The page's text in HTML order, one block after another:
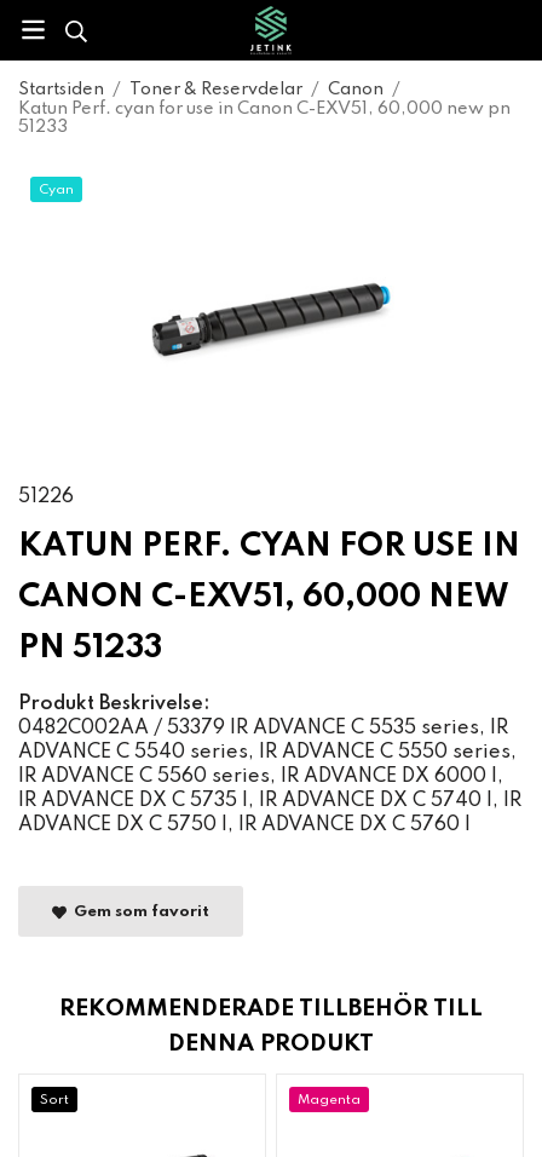
Startsiden / Toner & Reservdelar / Canon
/
Katun Perf. cyan for use in Canon C-EXV51, 60,000 new pn
51233
Cyan
51226
KATUN PERF. CYAN FOR USE IN
CANON C-EXV51, 60,000 NEW
PN 51233
Produkt Beskrivelse:
0482C002AA / 53379 IR ADVANCE C 5535 series, IR
ADVANCE C 5540 series, IR ADVANCE C 5550 series,
IR ADVANCE C 5560 series, IR ADVANCE DX 6000 I,
IR ADVANCE DX C 5735 I, IR ADVANCE DX C 5740 I, IR
ADVANCE DX C 5750 I, IR ADVANCE DX C 5760 I
Gem som favorit
REKOMMENDERADE TILLBEHÖR TILL
DENNA PRODUKT
Sort Magenta